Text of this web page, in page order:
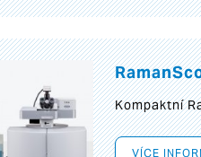
Kompaktní
VÍCE